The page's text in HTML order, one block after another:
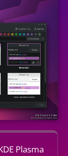
Plasma